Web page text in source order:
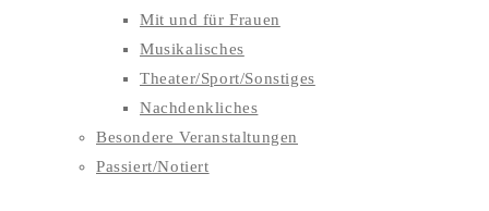
Mit und für Frauen
Musikalisches
Theater/Sport/Sonstiges
Nachdenkliches
Besondere Veranstaltungen
Passiert/Notiert